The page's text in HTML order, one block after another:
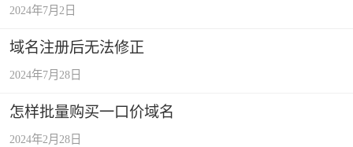
2024年7月2日
域名注册后无法修正
2024年7月28日
怎样批量购买一口价域名
2024年2月28日